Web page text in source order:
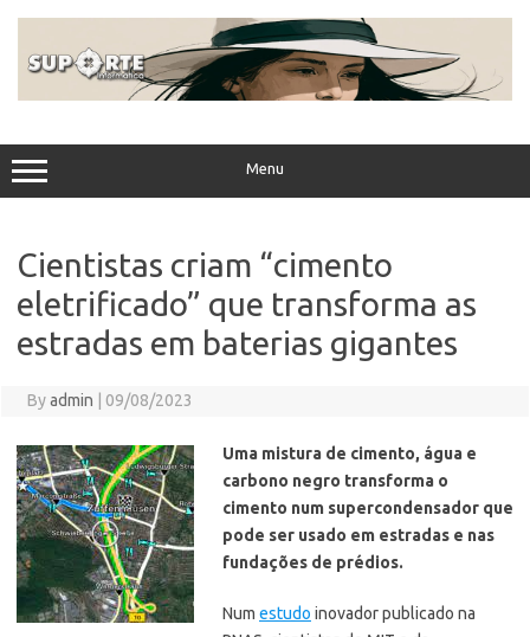
Menu
Cientistas criam “cimento
eletrificado” que transforma as
estradas em baterias gigantes
Byadmin 09/08/2023
Uma mistura de cimento, água e
carbono negro transforma o
cimento num supercondensador que
pode ser usado em estradas e nas
fundações de prédios.
Num estudo inovador publicado na